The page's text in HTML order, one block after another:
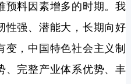
预料因素增多的时期。我
性强、潜能大，长期向好
变，中国特色社会主义制
、完整产业体系优势、丰